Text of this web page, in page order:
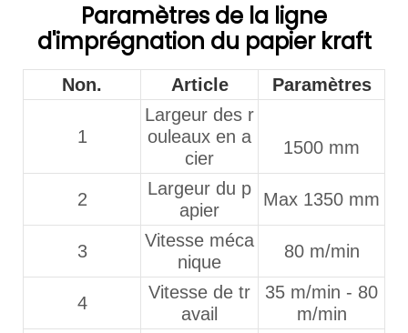
Paramètres de la ligne
d'imprégnation du papier kraft
Non. Article Paramètres
1
Largeur des r
ouleaux en a
cier
1500 mm
2
Largeur du p
apier
Max 1350 mm
3
Vitesse méca
nique
80 m/min
4
Vitesse de tr
avail
35 m/min - 80
m/min